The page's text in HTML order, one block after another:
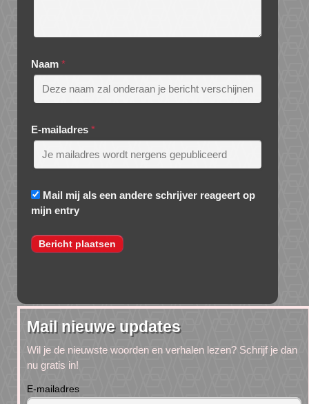
Naam *
E-mailadres *
Mail mij als een andere schrijver reageert op
mijn entry
Mail nieuwe updates
Wil je de nieuwste woorden en verhalen lezen? Schrijf je dan
nu gratis in!
E-mailadres